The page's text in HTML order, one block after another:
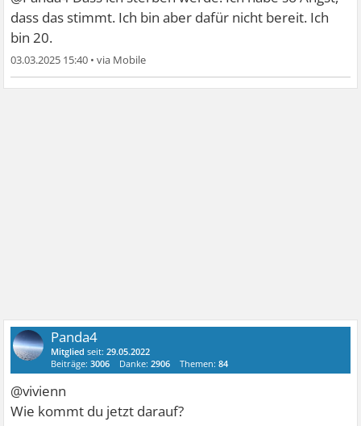
dass das stimmt. Ich bin aber dafür nicht bereit. Ich
bin 20.
03.03.2025 15:40 •
Panda4
Mitglied seit:29.05.2022
Beiträge:3006 Danke:2906 Themen:84
@vivienn
Wie kommt du jetzt darauf?